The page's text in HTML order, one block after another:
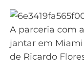
A parceria com
jantar em Miami
de Ricardo